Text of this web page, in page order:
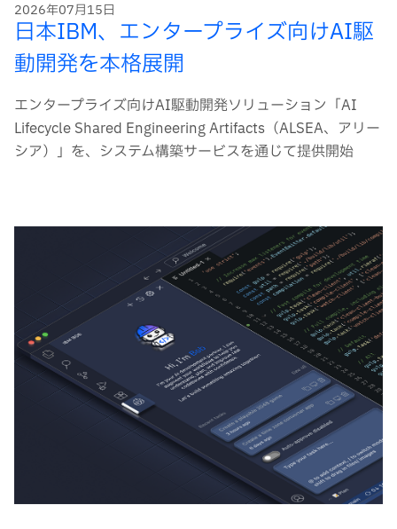
2026年07月15日
日本IBM、エンタープライズ向けAI駆
動開発を本格展開
エンタープライズ向けAI駆動開発ソリューション「AI
Lifecycle Shared Engineering Artifacts（ALSEA、アリー
シア）」を、システム構築サービスを通じて提供開始